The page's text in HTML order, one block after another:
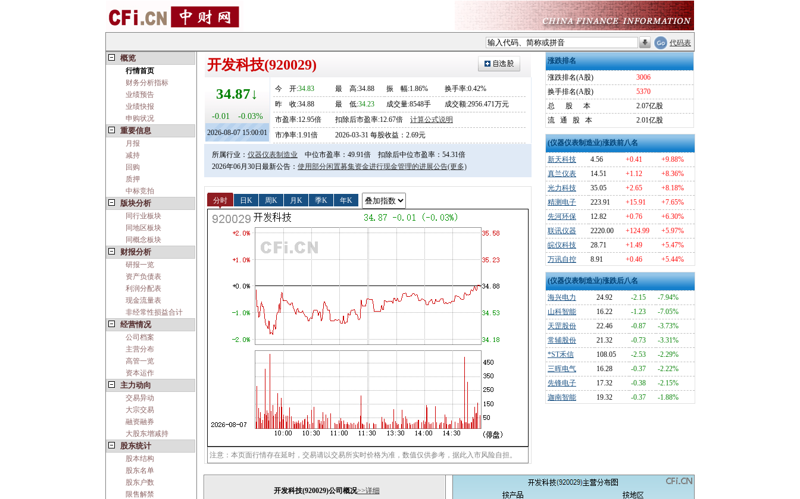
代码表
概览
行情首页
财务分析指标
业绩预告
业绩快报
申购状况
重要信息
月报
减持
回购
质押
中标竞拍
版块分析
同行业板块
同地区板块
同概念板块
财报分析
研报一览
资产负债表
利润分配表
现金流量表
非经常性损益合计
经营情况
公司档案
主营分布
高管一览
资本运作
主力动向
交易异动
大宗交易
融资融券
大股东增减持
股东统计
股本结构
股东名单
股东户数
限售解禁
开发科技(920029)
34.87↓
-0.01 -0.03%
2026-08-07 15:00:01
今 开:34.83 最 高:34.88 振 幅:1.86%
换手率:0.42%
昨
收:34.88 最 低:34.23 成交量:8548手
成交额:2956.471万元
市盈率:12.95倍
扣除后市盈率:12.67倍
计算公式说明
市净率:1.91倍
2026-03-31 每股收益：2.69元
所属行业： 仪器仪表制造业 中位市盈率：49.91倍
扣除后中位市盈率：54.31倍
2026年06月30日最新公告： 使用部分闲置募集资金进行现金管理的进展公告(更多)
分时 日K 周K 月K 季K 年K
注意：本页面行情存在延时，交易请以交易所实时价格为准，数值仅供参考，据此入市风险自担。
涨跌排名
涨跌排名(A股)
3006
换手排名(A股)
5370
总
股 本
2.07亿股
流
通 股 本 2.01亿股
(仪器仪表制造业)涨跌前八名
新天科技
4.56 +0.41
+9.88%
真兰仪表
14.51 +1.12
+8.36%
光力科技
35.05 +2.65
+8.18%
精测电子
223.91 +15.91
+7.65%
先河环保
12.82 +0.76
+6.30%
联讯仪器
2220.00 +124.99
+5.97%
皖仪科技
28.71 +1.49
+5.47%
万讯自控
8.91 +0.46 +5.44%
(仪器仪表制造业)涨跌后八名
海兴电力
24.92 -2.15
-7.94%
山科智能
16.22 -1.23
-7.05%
天罡股份
22.46 -0.87
-3.73%
常辅股份
21.32 -0.73
-3.31%
*ST禾信
108.05 -2.53
-2.29%
三晖电气
16.28 -0.37
-2.22%
先锋电子
17.32 -0.38
-2.15%
迦南智能
19.32 -0.37 -1.88%
开发科技(920029)公司概况>>详细